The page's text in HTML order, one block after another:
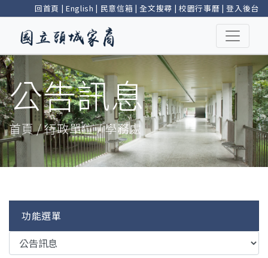
回首頁 | English | 民意信箱 |全文搜尋 | 校園行事曆 |登入後台
公告訊息
首頁 / 行政單位 / 學務處
功能選單